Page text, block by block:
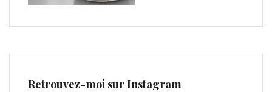
Retrouvez-moi sur Instagram